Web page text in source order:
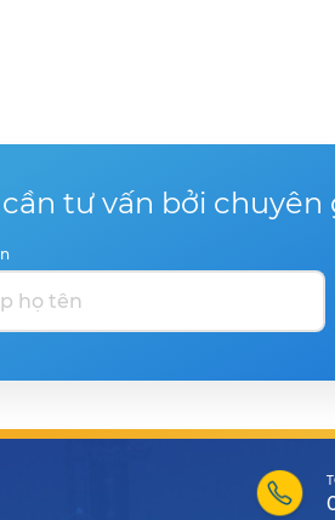
tư vấn bởi chuyên